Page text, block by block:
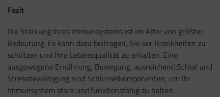
Fazit
Die Stärkung Ihres Immunsystems ist im Alter von größter
Bedeutung. Es kann dazu beitragen, Sie vor Krankheiten zu
schützen und Ihre Lebensqualität zu erhalten. Eine
ausgewogene Ernährung, Bewegung, ausreichend Schlaf und
Stressbewältigung sind Schlüsselkomponenten, um Ihr
Immunsystem stark und funktionsfähig zu halten.